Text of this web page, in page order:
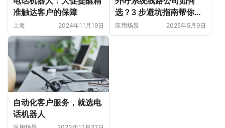
准触达客户的保障
上海 2024年11月19日
选？3 步避坑指南帮你省
下 80% 成本
应用场景 2025年5月9日
自动化客户服务，就选电
话机器人